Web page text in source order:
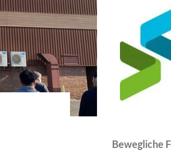
Bewegliche